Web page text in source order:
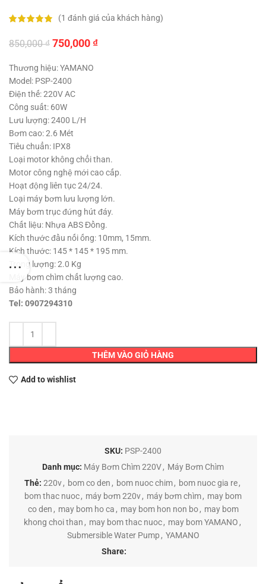
(1 đánh giá của khách hàng)
850,000₫ Giá
là:
850,000 ₫.
750,000 ₫Giá
Thương hiệu: YAMANO
Model: PSP-2400
Điện thế: 220V AC
Công suất: 60W
Lưu lượng: 2400 L/H
Bơm cao: 2.6 Mét
Tiêu chuẩn: IPX8
Loại motor không chổi than.
Motor công nghệ mới cao cấp.
Hoạt động liên tục 24/24.
Loại máy bơm lưu lượng lớn.
Máy bơm trục đứng hút đáy.
Chất liệu: Nhựa ABS Đồng.
Kích thước đầu nối ống: 10mm, 15mm.
Kích thước: 145 * 145 * 195 mm.
Trọng lượng: 2.0 Kg
Máy bơm chìm chất lượng cao.
Bảo hành: 3 tháng
Tel: 0907294310
THÊM VÀO GIỎ HÀNG
Add to wishlist
SKU: PSP-2400
Danh mục: Máy Bơm Chìm 220V, Máy Bơm Chìm
Thẻ: 220v, bom co den , bom nuoc chim, bom nuoc gia re,
bom thac nuoc, máy bơm 220v, máy bơm chìm, may bom
co den , may bom ho ca , may bom hon non bo , may bom
khong choi than , may bom thac nuoc, may bom YAMANO ,
Submersible Water Pump , YAMANO
Share: